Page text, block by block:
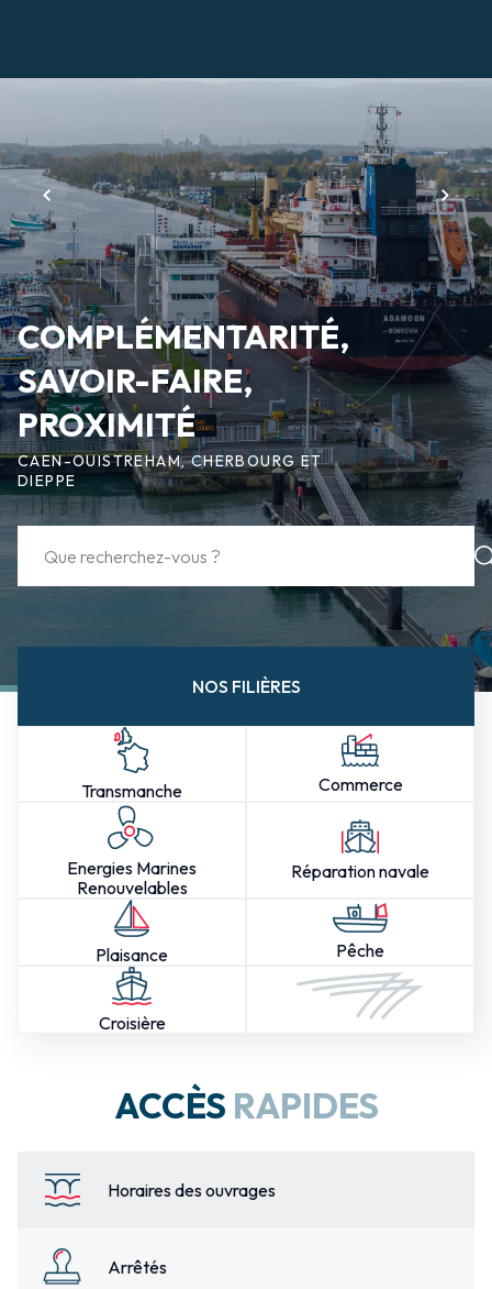
Page
d'accueil
COMPLÉMENTARITÉ,
SAVOIR-FAIRE,
PROXIMITÉ
CAEN-OUISTREHAM, CHERBOURG ET
DIEPPE
NOS FILIÈRES
Transmanche Commerce
Energies Marines
Renouvelables
Réparation navale
Plaisance Pêche
Croisière
ACCÈS RAPIDES
Horaires des ouvrages
Arrêtés